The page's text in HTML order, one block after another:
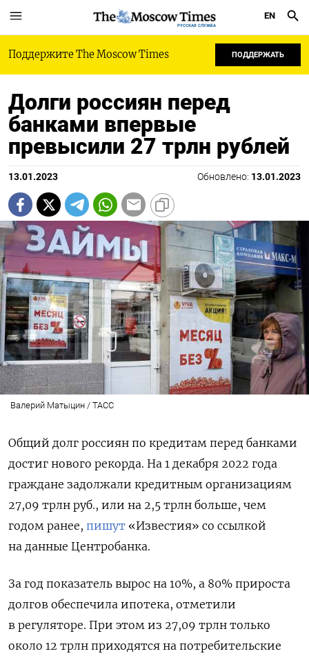
РУССКАЯ СЛУЖБА
EN
Поддержите The Moscow Times ПОДДЕРЖАТЬ
Долги россиян перед
банками впервые
превысили 27 трлн рублей
13.01.2023 Обновлено: 13.01.2023
Валерий Матыцин / ТАСС
Общий долг россиян по кредитам перед банками
достиг нового рекорда. На 1 декабря 2022 года
граждане задолжали кредитным организациям
27,09 трлн руб., или на 2,5 трлн больше, чем
годом ранее, пишут «Известия» со ссылкой
на данные Центробанка.
За год показатель вырос на 10%, а 80% прироста
долгов обеспечила ипотека, отметили
в регуляторе. При этом из 27,09 трлн только
около 12 трлн приходятся на потребительские